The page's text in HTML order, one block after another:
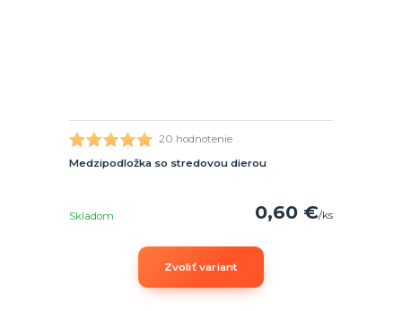
20 hodnotenie
Medzipodložka so stredovou dierou
0,60 €/ks
Skladom
Zvoliť variant